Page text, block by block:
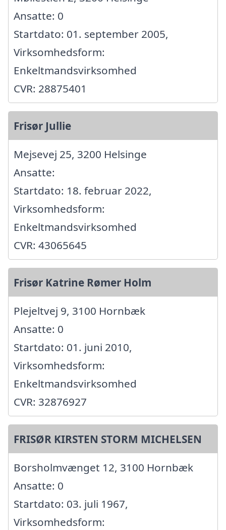
Ansatte: 0
Startdato: 01. september 2005,
Virksomhedsform:
Enkeltmandsvirksomhed
CVR: 28875401
Frisør Jullie
Mejsevej 25, 3200 Helsinge
Ansatte:
Startdato: 18. februar 2022,
Virksomhedsform:
Enkeltmandsvirksomhed
CVR: 43065645
Frisør Katrine Rømer Holm
Plejeltvej 9, 3100 Hornbæk
Ansatte: 0
Startdato: 01. juni 2010,
Virksomhedsform:
Enkeltmandsvirksomhed
CVR: 32876927
FRISØR KIRSTEN STORM MICHELSEN
Borsholmvænget 12, 3100 Hornbæk
Ansatte: 0
Startdato: 03. juli 1967,
Virksomhedsform: